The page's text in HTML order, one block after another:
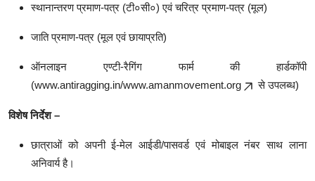
स्थानान्तरण प्रमाण-पत्र (टी०सी०) एवं चरित्र प्रमाण-पत्र (मूल)
जाति प्रमाण-पत्र (मूल एवं छायाप्रति)
ऑनलाइन एण्टी-रैगिंग फार्म की हार्डकॉपी
(www.antiragging.in/www.amanmovement.org से उपलब्ध)
विशेष निर्देश –
छात्राओं को अपनी ई-मेल आईडी/पासवर्ड एवं मोबाइल नंबर साथ लाना
अनिवार्य है।